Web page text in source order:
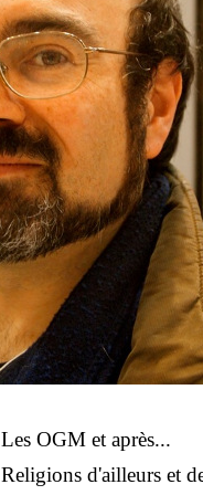
Les OGM et après...
Religions d'ailleurs et